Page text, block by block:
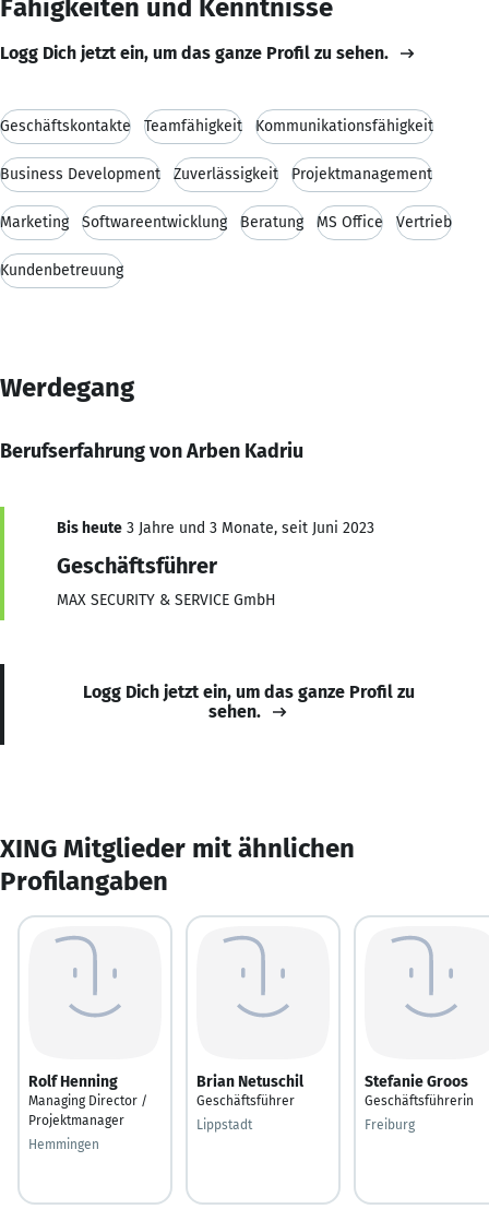
Fähigkeiten und Kenntnisse
Logg Dich jetzt ein, um das ganze Profil zu sehen.
Geschäftskontakte Teamfähigkeit Kommunikationsfähigkeit
Business Development Zuverlässigkeit Projektmanagement
Marketing Softwareentwicklung Beratung MS Office Vertrieb
Kundenbetreuung
Werdegang
Berufserfahrung von Arben Kadriu
Bis heute 3 Jahre und 3 Monate, seit Juni 2023
Geschäftsführer
MAX SECURITY & SERVICE GmbH
Logg Dich jetzt ein, um das ganze Profil zu
sehen.
XING Mitglieder mit ähnlichen
Profilangaben
Rolf Henning
Managing Director /
Projektmanager
Hemmingen
Brian Netuschil
Geschäftsführer
Lippstadt
Stefanie Groos
Geschäftsführerin
Freiburg